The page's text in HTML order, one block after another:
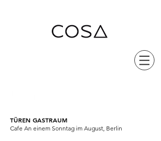
TÜREN GASTRAUM
Cafe An einem Sonntag im August, Berlin